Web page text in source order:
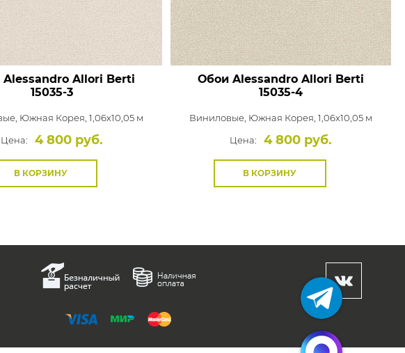
Allori Berti
15035-3
Южная Корея, 1,06x10,05 м
Цена:
4 800 руб.
В КОРЗИНУ
Обои Alessandro Allori Berti
15035-4
Виниловые, Южная Корея, 1,06x10,05 м
Цена:
4 800 руб.
В КОРЗИНУ